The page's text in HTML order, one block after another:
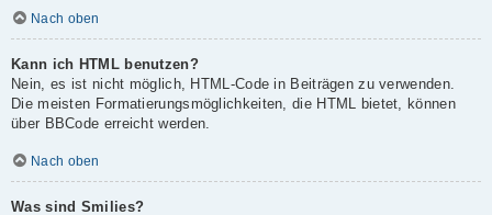
Nach oben
Kann ich HTML benutzen?
Nein, es ist nicht möglich, HTML-Code in Beiträgen zu verwenden.
Die meisten Formatierungsmöglichkeiten, die HTML bietet, können
über BBCode erreicht werden.
Nach oben
Was sind Smilies?